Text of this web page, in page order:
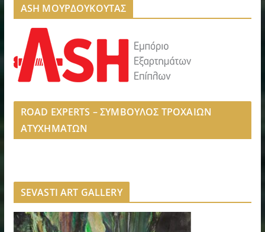
ASH ΜΟΥΡΔΟΥΚΟΥΤΑΣ
ROAD EXPERTS – ΣΥΜΒΟΥΛΟΣ ΤΡΟΧΑΙΩΝ
ΑΤΥΧΗΜΑΤΩΝ
SEVASTI ART GALLERY